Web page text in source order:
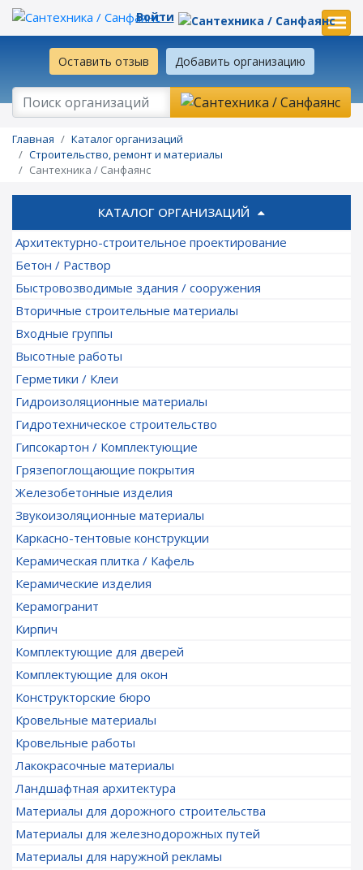
Войти
Оставить отзыв Добавить организацию
Главная
Каталог организаций
Строительство, ремонт и материалы
Сантехника / Санфаянс
КАТАЛОГ ОРГАНИЗАЦИЙ
Архитектурно-строительное проектирование
Бетон / Раствор
Быстровозводимые здания / сооружения
Вторичные строительные материалы
Входные группы
Высотные работы
Герметики / Клеи
Гидроизоляционные материалы
Гидротехническое строительство
Гипсокартон / Комплектующие
Грязепоглощающие покрытия
Железобетонные изделия
Звукоизоляционные материалы
Каркасно-тентовые конструкции
Керамическая плитка / Кафель
Керамические изделия
Керамогранит
Кирпич
Комплектующие для дверей
Комплектующие для окон
Конструкторские бюро
Кровельные материалы
Кровельные работы
Лакокрасочные материалы
Ландшафтная архитектура
Материалы для дорожного строительства
Материалы для железнодорожных путей
Материалы для наружной рекламы